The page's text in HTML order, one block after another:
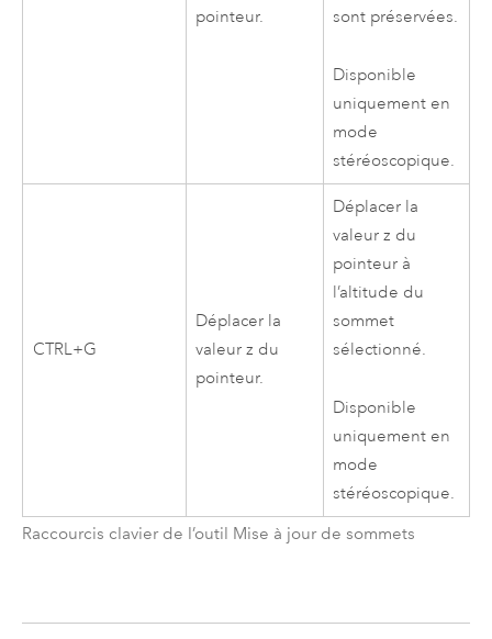
pointeur.
sont préservées.
Disponible
uniquement en
mode
stéréoscopique.
CTRL+G
Déplacer la
valeur z du
pointeur.
Déplacer la
valeur z du
pointeur à
l’altitude du
sommet
sélectionné.
Disponible
uniquement en
mode
stéréoscopique.
Raccourcis clavier de l’outil Mise à jour de sommets